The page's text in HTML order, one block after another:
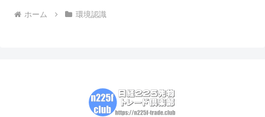
ホーム 環境認識